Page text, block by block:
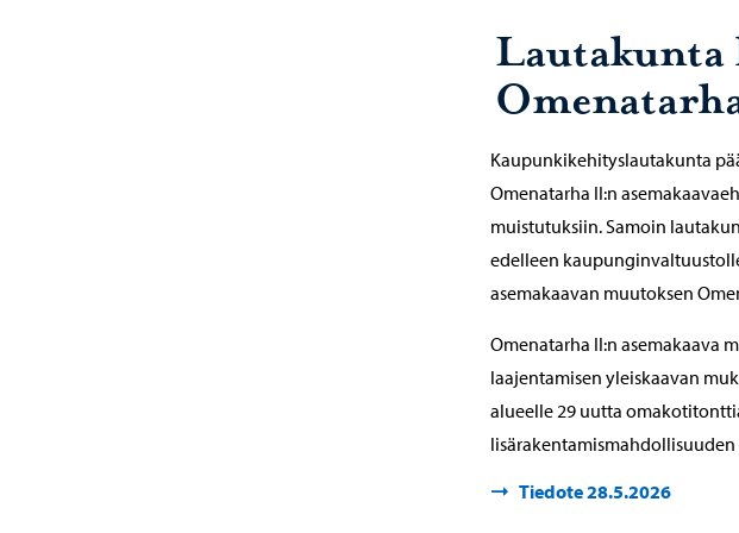
Lautakunta
Kaupunkikehityslautakunta
Omenatarha II:n
muistutuksiin. Samoin
edelleen
asemakaavan muutoksen
Omenatarha II:n asemakaava
laajentamisen yleiskaavan
alueelle 29 uutta
Tiedote 28.5.2026